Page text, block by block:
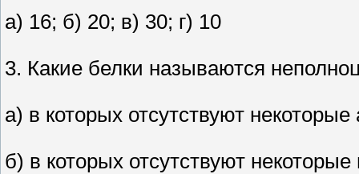
а) 16; б) 20; в) 30; г) 10
3. Какие белки называются
а) в которых отсутствуют
б) в которых отсутствуют